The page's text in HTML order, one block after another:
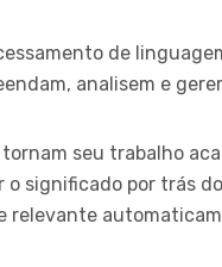
de
analisem e
seu trabalho
significado por trás
relevante